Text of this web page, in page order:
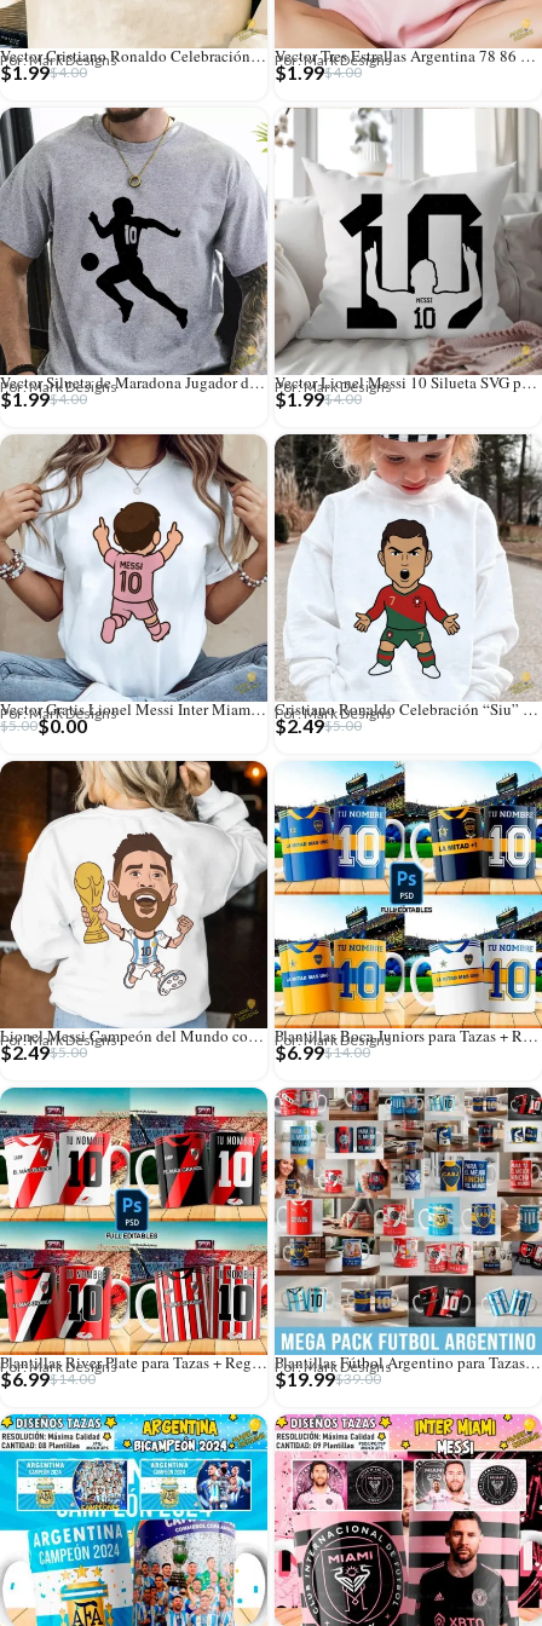
Vector Cristiano Ronaldo Celebración Siuuu para Sublimación
Por: Mark Designs
$4.00
$1.99
Vector Tres Estrellas Argentina 78 86 22 para Productos Personalizados
Por: Mark Designs
$4.00
$1.99
Vector Silueta de Maradona Jugador de Fútbol 10 para Estampados
Por: Mark Designs
$4.00
$1.99
Vector Lionel Messi 10 Silueta SVG para Estampar Camisetas
Por: Mark Designs
$4.00
$1.99
Vector Gratis Lionel Messi Inter Miami Celebración Rosa 10 para Sublimación
Por: Mark Designs
$5.00$0.00
Cristiano Ronaldo Celebración “Siu” – Vector de Fútbol Portugal
Por: Mark Designs
$5.00
$2.49
Lionel Messi Campeón del Mundo con Trofeo – Vector para Sublimación
Por: Mark Designs
$5.00
$2.49
Plantillas Boca Juniors para Tazas + Regalos
Por: Mark Designs
$14.00
$6.99
Plantillas River Plate para Tazas + Regalos
Por: Mark Designs
$14.00
$6.99
Plantillas Fútbol Argentino para Tazas ⭐⭐⭐+ Regalos – MEGA PACK 🇦🇷
Por: Mark Designs
$39.00
$19.99